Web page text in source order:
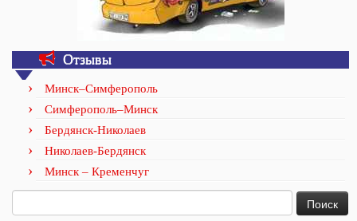
Отзывы
Минск–Симферополь
Симферополь–Минск
Бердянск-Николаев
Николаев-Бердянск
Минск – Кременчуг